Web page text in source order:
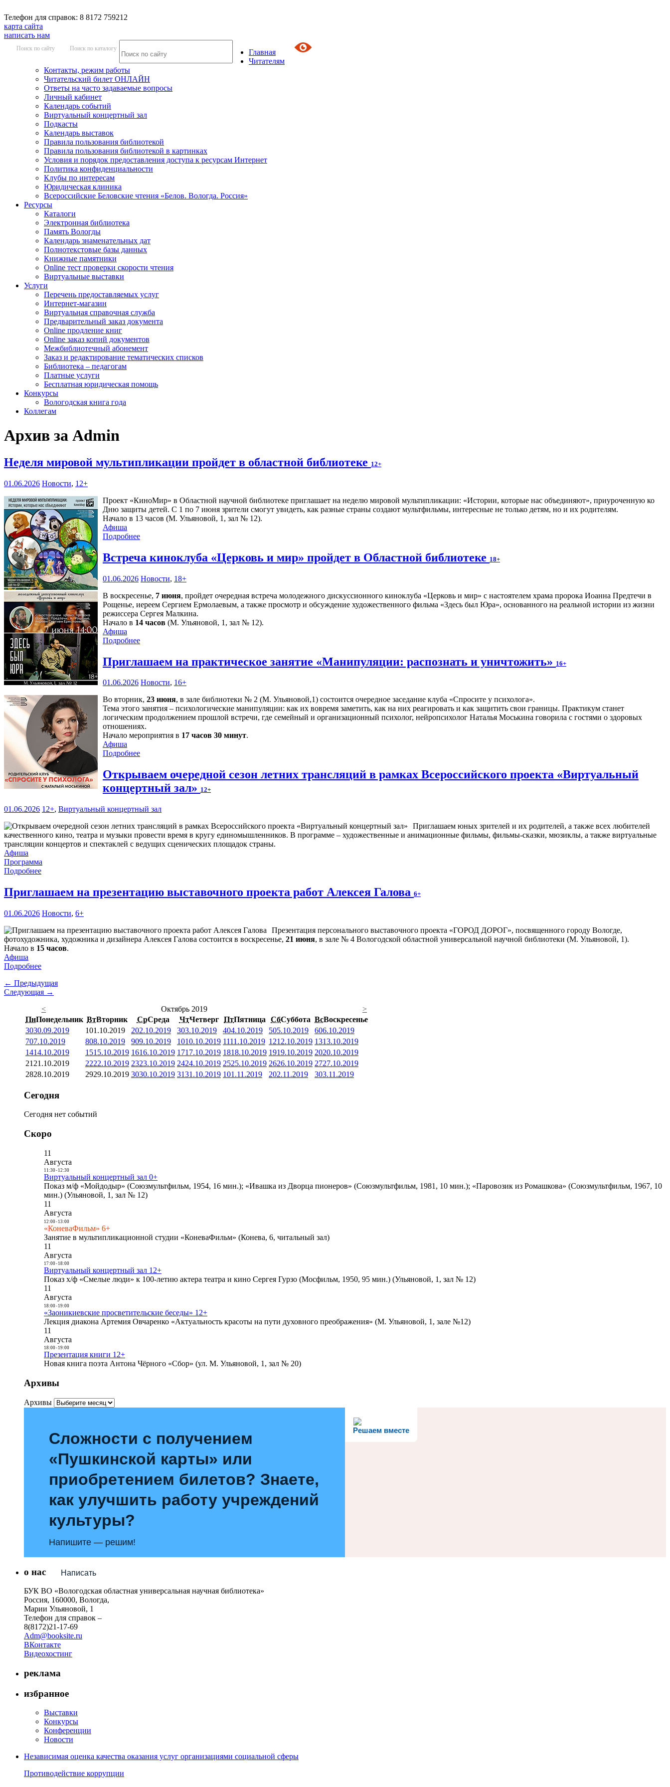
Телефон для справок: 8 8172 759212
карта сайта
написать нам
Поиск по сайту Поиск по каталогу
Главная
Читателям
Контакты, режим работы
Читательский билет ОНЛАЙН
Ответы на часто задаваемые вопросы
Личный кабинет
Календарь событий
Виртуальный концертный зал
Подкасты
Календарь выставок
Правила пользования библиотекой
Правила пользования библиотекой в картинках
Условия и порядок предоставления доступа к ресурсам Интернет
Политика конфиденциальности
Клубы по интересам
Юридическая клиника
Всероссийские Беловские чтения «Белов. Вологда. Россия»
Ресурсы
Каталоги
Электронная библиотека
Память Вологды
Календарь знаменательных дат
Полнотекстовые базы данных
Книжные памятники
Online тест проверки скорости чтения
Виртуальные выставки
Услуги
Перечень предоставляемых услуг
Интернет-магазин
Виртуальная справочная служба
Предварительный заказ документа
Online продление книг
Online заказ копий документов
Межбиблиотечный абонемент
Заказ и редактирование тематических списков
Библиотека – педагогам
Платные услуги
Бесплатная юридическая помощь
Конкурсы
Вологодская книга года
Коллегам
Архив за Admin
Неделя мировой мультипликации пройдет в областной библиотеке 12+
01.06.2026 Новости, 12+
Проект «КиноМир» в Областной научной библиотеке приглашает на неделю мировой мультипликации: «Истории, которые нас объединяют», приуроченную ко
Дню защиты детей. С 1 по 7 июня зрители смогут увидеть, как разные страны создают мультфильмы, интересные не только детям, но и их родителям.
Начало в 13 часов (М. Ульяновой, 1, зал № 12).
Афиша
Подробнее
Встреча киноклуба «Церковь и мир» пройдет в Областной библиотеке 18+
01.06.2026 Новости, 18+
В воскресенье, 7 июня, пройдет очередная встреча молодежного дискуссионного киноклуба «Церковь и мир» с настоятелем храма пророка Иоанна Предтечи в
Рощенье, иереем Сергием Ермолаевым, а также просмотр и обсуждение художественного фильма «Здесь был Юра», основанного на реальной истории из жизни
режиссера Сергея Малкина.
Начало в 14 часов (М. Ульяновой, 1, зал № 12).
Афиша
Подробнее
Приглашаем на практическое занятие «Манипуляции: распознать и уничтожить» 16+
01.06.2026 Новости, 16+
Во вторник, 23 июня, в зале библиотеки № 2 (М. Ульяновой,1) состоится очередное заседание клуба «Спросите у психолога».
Тема этого занятия – психологические манипуляции: как их вовремя заметить, как на них реагировать и как защитить свои границы. Практикум станет
логическим продолжением прошлой встречи, где семейный и организационный психолог, нейропсихолог Наталья Моськина говорила с гостями о здоровых
отношениях.
Начало мероприятия в 17 часов 30 минут.
Афиша
Подробнее
Открываем очередной сезон летних трансляций в рамках Всероссийского проекта «Виртуальный
концертный зал» 12+
01.06.2026 12+, Виртуальный концертный зал
Приглашаем юных зрителей и их родителей, а также всех любителей
качественного кино, театра и музыки провести время в кругу единомышленников. В программе – художественные и анимационные фильмы, фильмы-сказки, мюзиклы, а также виртуальные
трансляции концертов и спектаклей с ведущих сценических площадок страны.
Афиша
Программа
Подробнее
Приглашаем на презентацию выставочного проекта работ Алексея Галова 6+
01.06.2026 Новости, 6+
Презентация персонального выставочного проекта «ГОРОД ДОРОГ», посвященного городу Вологде,
фотохудожника, художника и дизайнера Алексея Галова состоится в воскресенье, 21 июня, в зале № 4 Вологодской областной универсальной научной библиотеки (М. Ульяновой, 1).
Начало в 15 часов.
Афиша
Подробнее
← Предыдущая
Следующая →
<
Октябрь 2019
>
ПнПонедельник ВтВторник СрСреда ЧтЧетверг ПтПятница СбСуббота ВсВоскресенье
3030.09.2019 101.10.2019 202.10.2019 303.10.2019 404.10.2019 505.10.2019 606.10.2019
707.10.2019 808.10.2019 909.10.2019 1010.10.2019 1111.10.2019 1212.10.2019 1313.10.2019
1414.10.2019 1515.10.2019 1616.10.2019 1717.10.2019 1818.10.2019 1919.10.2019 2020.10.2019
21 21.10.2019 2222.10.2019 2323.10.2019 2424.10.2019 2525.10.2019 2626.10.2019 2727.10.2019
2828.10.2019 2929.10.2019 3030.10.2019 3131.10.2019 101.11.2019 202.11.2019 303.11.2019
Сегодня
Сегодня нет событий
Скоро
11
Августа
11:30- 12:30
Виртуальный концертный зал 0+
Показ м/ф «Мойдодыр» (Союзмультфильм, 1954, 16 мин.); «Ивашка из Дворца пионеров» (Союзмультфильм, 1981, 10 мин.); «Паровозик из Ромашкова» (Союзмультфильм, 1967, 10
мин.) (Ульяновой, 1, зал № 12)
11
Августа
12:00- 13:00
«КоневаФильм» 6+
Занятие в мультипликационной студии «КоневаФильм» (Конева, 6, читальный зал)
11
Августа
17:00- 18:00
Виртуальный концертный зал 12+
Показ х/ф «Смелые люди» к 100-летию актера театра и кино Сергея Гурзо (Мосфильм, 1950, 95 мин.) (Ульяновой, 1, зал № 12)
11
Августа
18:00- 19:00
«Заоникиевские просветительские беседы» 12+
Лекция диакона Артемия Овчаренко «Актуальность красоты на пути духовного преображения» (М. Ульяновой, 1, зале №12)
11
Августа
18:00- 19:00
Презентация книги 12+
Новая книга поэта Антона Чёрного «Сбор» (ул. М. Ульяновой, 1, зал № 20)
Архивы
Архивы
Решаем вместе
Сложности с получением
«Пушкинской карты» или
приобретением билетов? Знаете,
как улучшить работу учреждений
культуры?
Напишите — решим!
Написать
о нас
БУК ВО «Вологодская областная универсальная научная библиотека»
Россия, 160000, Вологда,
Марии Ульяновой, 1
Телефон для справок –
8(8172)21-17-69
Adm@booksite.ru
ВКонтакте
Видеохостинг
реклама
избранное
Выставки
Конкурсы
Конференции
Новости
Независимая оценка качества оказания услуг организациями социальной сферы
Противодействие коррупции